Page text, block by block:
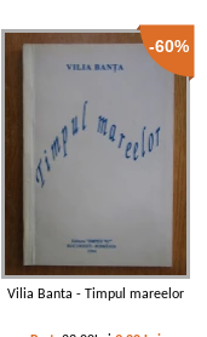
-60%
Vilia Banta - Timpul mareelor